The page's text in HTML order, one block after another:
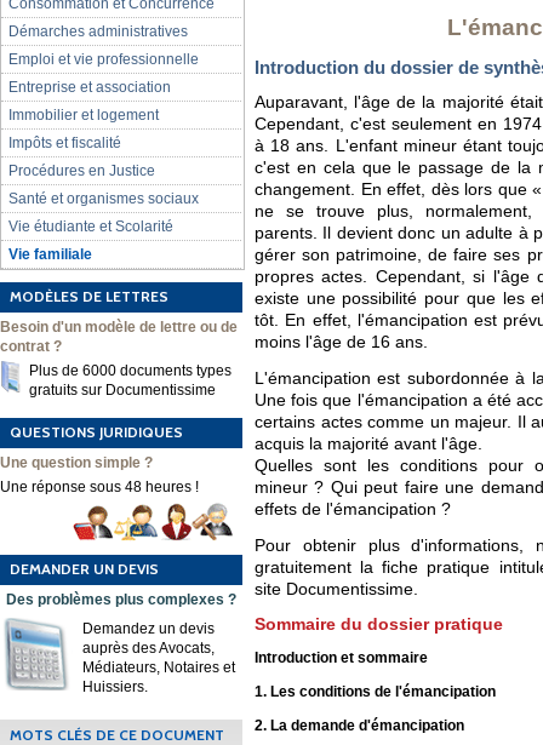
Consommation et Concurrence
Démarches administratives
Emploi et vie professionnelle
Entreprise et association
Immobilier et logement
Impôts et fiscalité
Procédures en Justice
Santé et organismes sociaux
Vie étudiante et Scolarité
Vie familiale
MODÈLES DE LETTRES
Besoin d'un modèle de lettre ou de
contrat ?
Plus de 6000 documents types
gratuits sur Documentissime
QUESTIONS JURIDIQUES
Une question simple ?
Une réponse sous 48 heures !
DEMANDER UN DEVIS
Des problèmes plus complexes ?
Demandez un devis
auprès des Avocats,
Médiateurs, Notaires et
Huissiers.
MOTS CLÉS DE CE DOCUMENT
Introduction du dossier de
Auparavant, l'âge de la majorité
Cependant, c'est seulement en
à 18 ans. L'enfant mineur étant
c'est en cela que le passage de la
changement. En effet, dès lors que
ne se trouve plus,
parents. Il devient donc un adulte à
gérer son patrimoine, de faire ses
propres actes. Cependant, si
existe une possibilité pour que les
tôt. En effet, l'émancipation est
moins l'âge de 16 ans.
L'émancipation est subordonnée à
Une fois que l'émancipation a été
certains actes comme un majeur. Il
acquis la majorité avant l'âge.
Quelles sont les conditions pour
mineur ? Qui peut faire une
effets de l'émancipation ?
Pour obtenir plus d'informations,
gratuitement la fiche pratique
site Documentissime.
Sommaire du dossier pratique
Introduction et sommaire
1. Les conditions de l'émancipation
2. La demande d'émancipation